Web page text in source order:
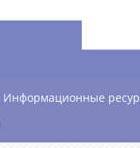
Информационные